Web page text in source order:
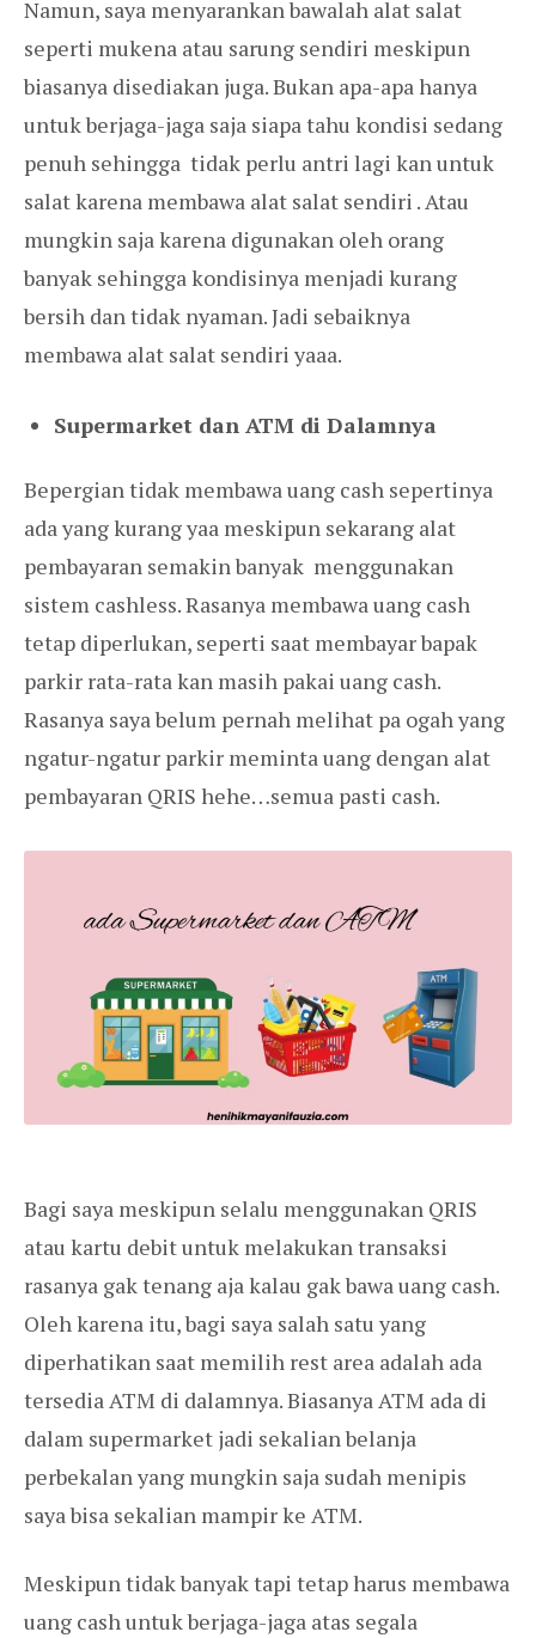
Namun, saya menyarankan bawalah alat salat
seperti mukena atau sarung sendiri meskipun
biasanya disediakan juga. Bukan apa-apa hanya
untuk berjaga-jaga saja siapa tahu kondisi sedang
penuh sehingga tidak perlu antri lagi kan untuk
salat karena membawa alat salat sendiri . Atau
mungkin saja karena digunakan oleh orang
banyak sehingga kondisinya menjadi kurang
bersih dan tidak nyaman. Jadi sebaiknya
membawa alat salat sendiri yaaa.
Supermarket dan ATM di Dalamnya
Bepergian tidak membawa uang cash sepertinya
ada yang kurang yaa meskipun sekarang alat
pembayaran semakin banyak menggunakan
sistem cashless. Rasanya membawa uang cash
tetap diperlukan, seperti saat membayar bapak
parkir rata-rata kan masih pakai uang cash.
Rasanya saya belum pernah melihat pa ogah yang
ngatur-ngatur parkir meminta uang dengan alat
pembayaran QRIS hehe…semua pasti cash.
Bagi saya meskipun selalu menggunakan QRIS
atau kartu debit untuk melakukan transaksi
rasanya gak tenang aja kalau gak bawa uang cash.
Oleh karena itu, bagi saya salah satu yang
diperhatikan saat memilih rest area adalah ada
tersedia ATM di dalamnya. Biasanya ATM ada di
dalam supermarket jadi sekalian belanja
perbekalan yang mungkin saja sudah menipis
saya bisa sekalian mampir ke ATM.
Meskipun tidak banyak tapi tetap harus membawa
uang cash untuk berjaga-jaga atas segala